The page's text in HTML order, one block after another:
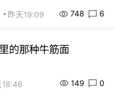
昨天19:09 748 6
的那种牛筋面
18:46 149 0